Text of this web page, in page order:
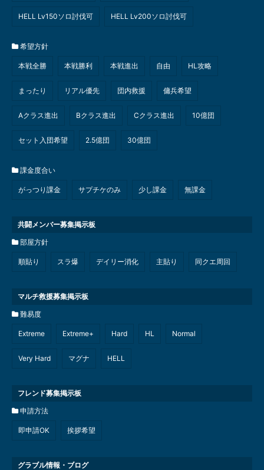
HELL Lv150ソロ討伐可 HELL Lv200ソロ討伐可
希望方針
本戦全勝 本戦勝利 本戦進出 自由 HL攻略
まったり リアル優先 団内救援 傭兵希望
Aクラス進出 Bクラス進出 Cクラス進出 10億団
セット入団希望 2.5億団 30億団
課金度合い
がっつり課金 サプチケのみ 少し課金 無課金
共闘メンバー募集掲示板
部屋方針
順貼り スラ爆 デイリー消化 主貼り 同クエ周回
マルチ救援募集掲示板
難易度
Extreme Extreme+ Hard HL Normal
Very Hard マグナ HELL
フレンド募集掲示板
申請方法
即申請OK 挨拶希望
グラブル情報・ブログ